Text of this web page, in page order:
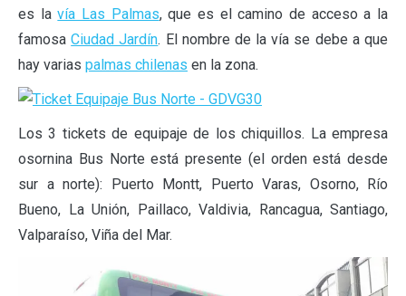
es lavía Las Palmas, que es el camino de acceso a la
famosaCiudad Jardín. El nombre de la vía se debe a que
hay varias palmas chilenas en la zona.
Los 3 tickets de equipaje de los chiquillos. La empresa
osornina Bus Norte está presente (el orden está desde
sur a norte): Puerto Montt, Puerto Varas, Osorno, Río
Bueno, La Unión, Paillaco, Valdivia, Rancagua, Santiago,
Valparaíso, Viña del Mar.